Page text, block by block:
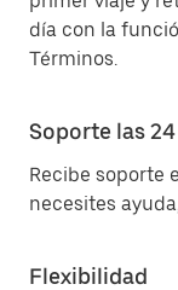
día con la
Términos.
Soporte las
Recibe soporte
necesites
Flexibilidad